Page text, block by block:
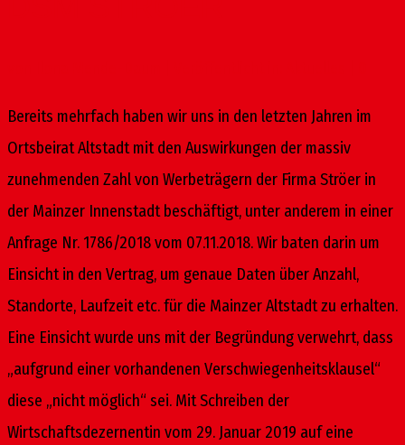
Bereits mehrfach haben wir uns in den letzten Jahren im
Ortsbeirat Altstadt mit den Auswirkungen der massiv
zunehmenden Zahl von Werbeträgern der Firma Ströer in
der Mainzer Innenstadt beschäftigt, unter anderem in einer
Anfrage Nr. 1786/2018 vom 07.11.2018. Wir baten darin um
Einsicht in den Vertrag, um genaue Daten über Anzahl,
Standorte, Laufzeit etc. für die Mainzer Altstadt zu erhalten.
Eine Einsicht wurde uns mit der Begründung verwehrt, dass
„aufgrund einer vorhandenen Verschwiegenheitsklausel“
diese „nicht möglich“ sei. Mit Schreiben der
Wirtschaftsdezernentin vom 29. Januar 2019 auf eine